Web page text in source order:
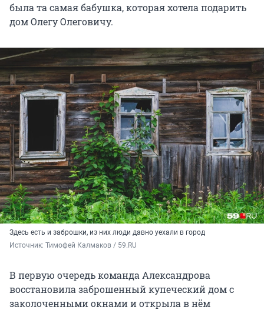
была та самая бабушка, которая хотела подарить
дом Олегу Олеговичу.
Здесь есть и заброшки, из них люди давно уехали в город
Источник: Тимофей Калмаков / 59.RU
В первую очередь команда Александрова
восстановила заброшенный купеческий дом с
заколоченными окнами и открыла в нём